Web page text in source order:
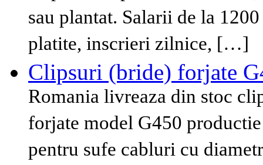
sau plantat. Salarii de la
platite, inscrieri zilnice, […]
Clipsuri (bride) forjate
Romania livreaza din stoc
forjate model G450
pentru sufe cabluri cu